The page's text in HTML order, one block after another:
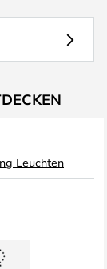
Leuchten